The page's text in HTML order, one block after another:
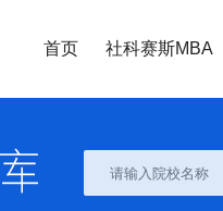
首页 社科赛斯MBA